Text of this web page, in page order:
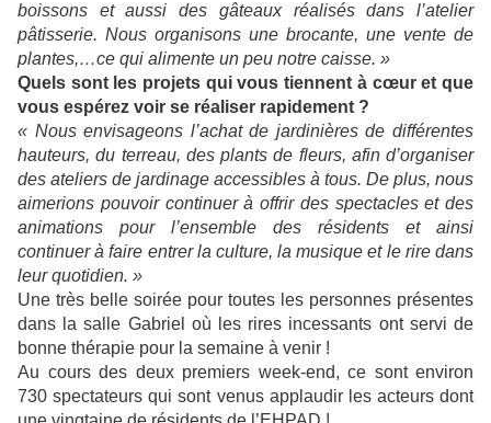
boissons et aussi des gâteaux réalisés dans l’atelier
pâtisserie. Nous organisons une brocante, une vente de
plantes,…ce qui alimente un peu notre caisse. »
Quels sont les projets qui vous tiennent à cœur et que
vous espérez voir se réaliser rapidement ?
« Nous envisageons l’achat de jardinières de différentes
hauteurs, du terreau, des plants de fleurs, afin d’organiser
des ateliers de jardinage accessibles à tous. De plus, nous
aimerions pouvoir continuer à offrir des spectacles et des
animations pour l’ensemble des résidents et ainsi
continuer à faire entrer la culture, la musique et le rire dans
leur quotidien. »
Une très belle soirée pour toutes les personnes présentes
dans la salle Gabriel où les rires incessants ont servi de
bonne thérapie pour la semaine à venir !
Au cours des deux premiers week-end, ce sont environ
730 spectateurs qui sont venus applaudir les acteurs dont